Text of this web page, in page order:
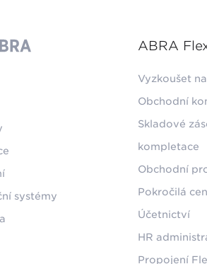
systémy
ABRA
Vyzkoušet
Obchodní
Skladové
kompletace
Obchodní
Pokročilá
Účetnictví
HR
Propojení